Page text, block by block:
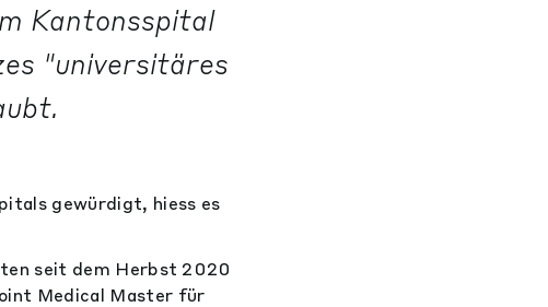
Kantonsspital
"universitäres
gewürdigt, hiess es
seit dem Herbst 2020
Medical Master für